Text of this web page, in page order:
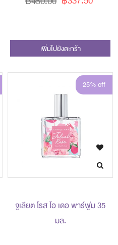
เพิ่มไปยังตะกร้า
25% off
จูเลียต โรส โอ เดอ พาร์ฟูม 35
มล.